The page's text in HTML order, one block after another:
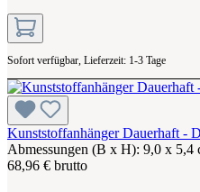
Sofort verfügbar, Lieferzeit: 1-3 Tage
Kunststoffanhänger Dauerhaft -
Abmessungen (B x H): 9,0 x 5,4
68,96 € brutto